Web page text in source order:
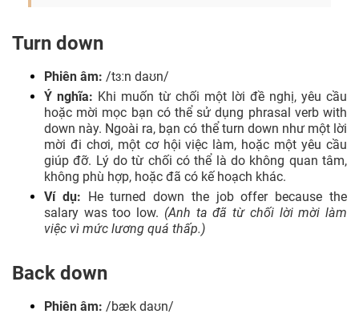
Turn down
Phiên âm: /tɜːn daʊn/
Ý nghĩa: Khi muốn từ chối một lời đề nghị, yêu cầu
hoặc mời mọc bạn có thể sử dụng phrasal verb with
down này. Ngoài ra, bạn có thể turn down như một lời
mời đi chơi, một cơ hội việc làm, hoặc một yêu cầu
giúp đỡ. Lý do từ chối có thể là do không quan tâm,
không phù hợp, hoặc đã có kế hoạch khác.
Ví dụ:
He turned down the job offer because the
salary was too low. (Anh ta đã từ chối lời mời làm
việc vì mức lương quá thấp.)
Back down
Phiên âm: /bæk daʊn/